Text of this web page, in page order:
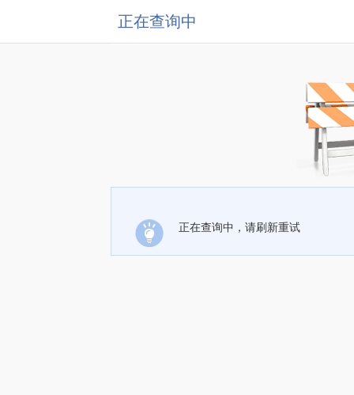
正在查询中
正在查询中，请刷新重试